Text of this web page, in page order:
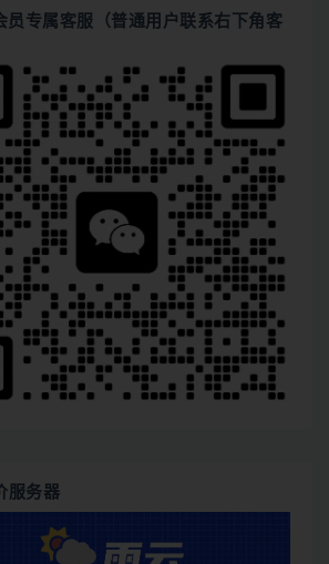
员专属客服（普通用户联系右下角客
服务器